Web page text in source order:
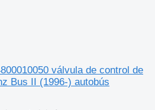
válvula de control de
Bus II (1996-) autobús